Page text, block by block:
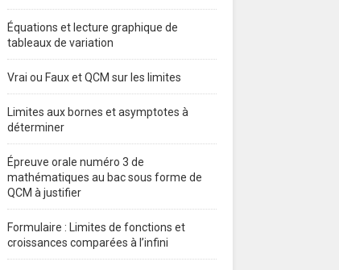
Équations et lecture graphique de
tableaux de variation
Vrai ou Faux et QCM sur les limites
Limites aux bornes et asymptotes à
déterminer
Épreuve orale numéro 3 de
mathématiques au bac sous forme de
QCM à justifier
Formulaire : Limites de fonctions et
croissances comparées à l’infini